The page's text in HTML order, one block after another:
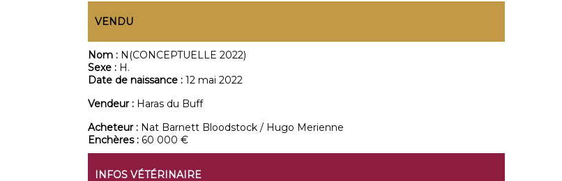
VENDU
Nom : N(CONCEPTUELLE 2022)
Sexe : H.
Date de naissance : 12 mai 2022
Vendeur : Haras du Buff
Acheteur : Nat Barnett Bloodstock / Hugo Merienne
Enchères : 60 000 €
INFOS VÉTÉRINAIRE